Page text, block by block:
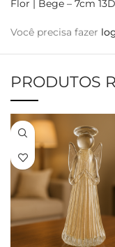
Flor | Bege – 7cm
Você precisa fazer
PRODUTOS